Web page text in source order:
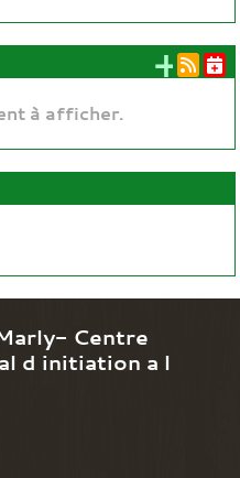
à afficher.
+
Centre
d initiation a l